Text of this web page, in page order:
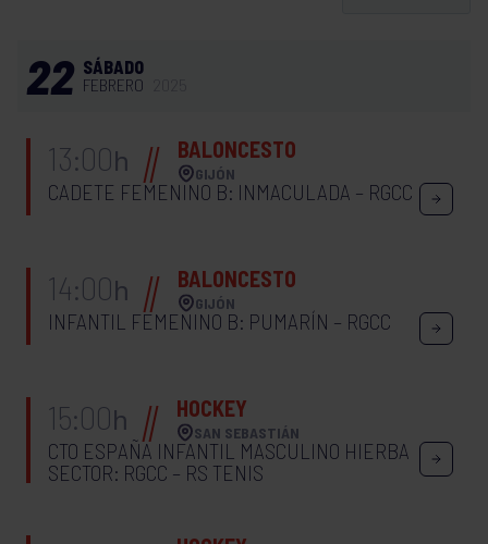
22 SÁBADO
FEBRERO
13:00h BALONCESTO
GIJÓN
CADETE FEMENINO B: INMACULADA – RGCC
14:00h BALONCESTO
GIJÓN
INFANTIL FEMENINO B: PUMARÍN – RGCC
15:00h HOCKEY
SAN SEBASTIÁN
CTO ESPAÑA INFANTIL MASCULINO HIERBA
SECTOR: RGCC – RS TENIS